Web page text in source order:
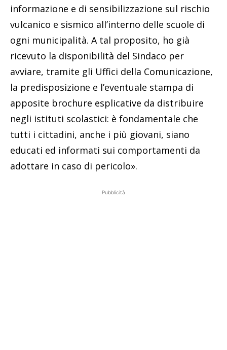
informazione e di sensibilizzazione sul rischio
vulcanico e sismico all’interno delle scuole di
ogni municipalità. A tal proposito, ho già
ricevuto la disponibilità del Sindaco per
avviare, tramite gli Uffici della Comunicazione,
la predisposizione e l’eventuale stampa di
apposite brochure esplicative da distribuire
negli istituti scolastici: è fondamentale che
tutti i cittadini, anche i più giovani, siano
educati ed informati sui comportamenti da
adottare in caso di pericolo».
Pubblicità